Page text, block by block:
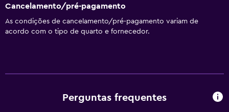
Cancelamento/pré-pagamento
As condições de cancelamento/pré-pagamento variam de
acordo com o tipo de quarto e fornecedor.
Perguntas frequentes